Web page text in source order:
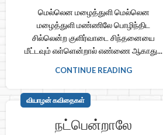
மெல்லென மழைத்துளி மெல்லென
மழைத்துளி மண்ணிலே பொழிந்திட
சில்லென்ற குளிர்வாடை சிந்தனையை
மீட்டவும் எள்ளென்றால் எண்ணை ஆகாது...
CONTINUE READING
வியாழன் கவிதைகள்
நட்பென்றாலே